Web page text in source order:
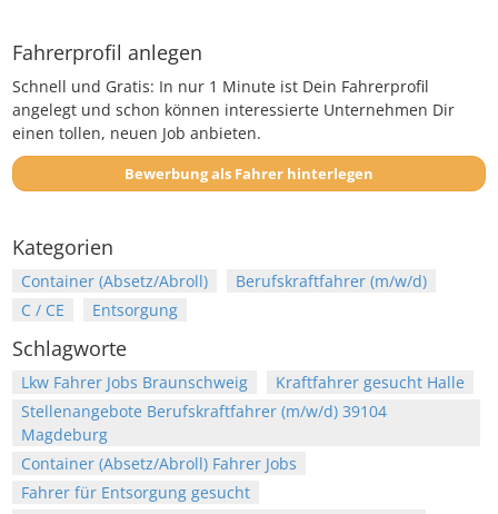
Fahrerprofil anlegen
Schnell und Gratis: In nur 1 Minute ist Dein Fahrerprofil
angelegt und schon können interessierte Unternehmen Dir
einen tollen, neuen Job anbieten.
Bewerbung als Fahrer hinterlegen
Kategorien
Container (Absetz/Abroll)
Berufskraftfahrer (m/w/d)
C / CE
Entsorgung
Schlagworte
Lkw Fahrer Jobs Braunschweig
Kraftfahrer gesucht Halle
Stellenangebote Berufskraftfahrer (m/w/d) 39104
Magdeburg
Container (Absetz/Abroll) Fahrer Jobs
Fahrer für Entsorgung gesucht